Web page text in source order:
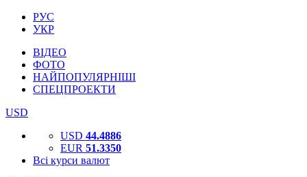
РУС
УКР
ВІДЕО
ФОТО
НАЙПОПУЛЯРНІШІ
СПЕЦПРОЕКТИ
USD
USD 44.4886
EUR 51.3350
Всі курси валют